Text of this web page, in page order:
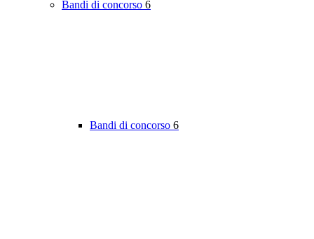
Bandi di concorso 6
Bandi di concorso 6